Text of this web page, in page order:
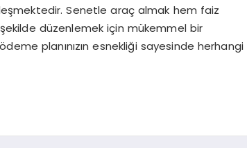
Senetle araç almak hem faiz
düzenlemek için mükemmel bir
planınızın esnekliği sayesinde herhangi